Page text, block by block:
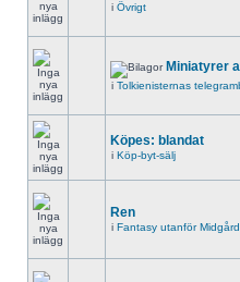
i Övrigt
Miniatyrer
i Tolkienisternas
Köpes: blandat
i Köp-byt-sälj
Ren
i Fantasy utanför Midgård